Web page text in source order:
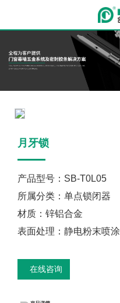
月牙锁
产品型号：SB-T0L05
所属分类：单点锁闭器
材质：锌铝合金
表面处理：静电粉末喷涂
在线咨询